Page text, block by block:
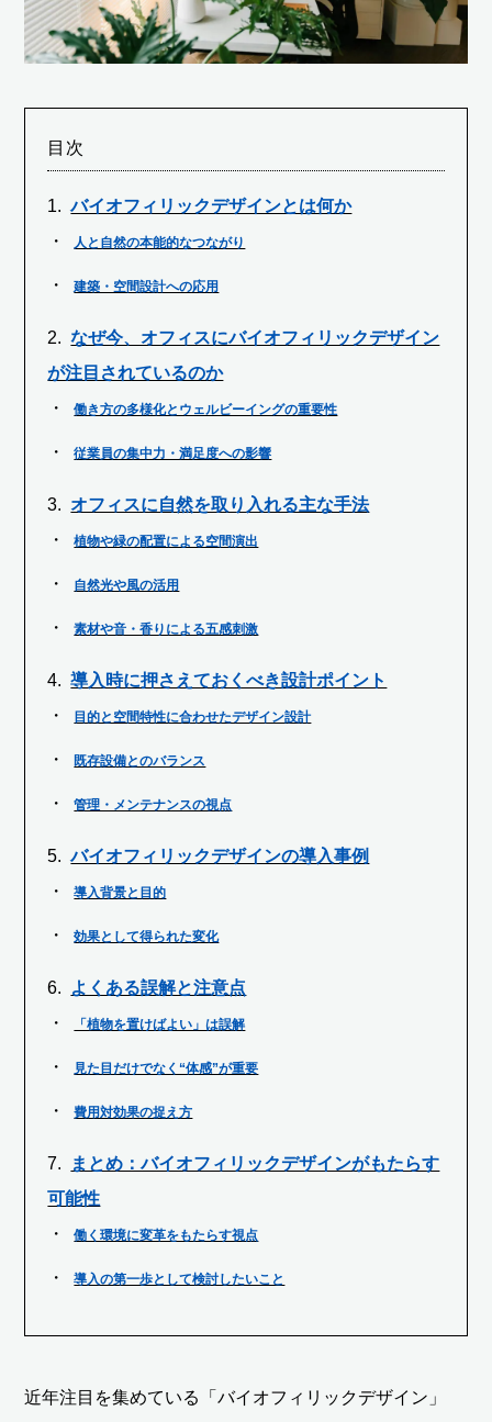
目次
バイオフィリックデザインとは何か
人と自然の本能的なつながり
建築・空間設計への応用
なぜ今、オフィスにバイオフィリックデザイン
が注目されているのか
働き方の多様化とウェルビーイングの重要性
従業員の集中力・満足度への影響
オフィスに自然を取り入れる主な手法
植物や緑の配置による空間演出
自然光や風の活用
素材や音・香りによる五感刺激
導入時に押さえておくべき設計ポイント
目的と空間特性に合わせたデザイン設計
既存設備とのバランス
管理・メンテナンスの視点
バイオフィリックデザインの導入事例
導入背景と目的
効果として得られた変化
よくある誤解と注意点
「植物を置けばよい」は誤解
見た目だけでなく“体感”が重要
費用対効果の捉え方
まとめ：バイオフィリックデザインがもたらす
可能性
働く環境に変革をもたらす視点
導入の第一歩として検討したいこと
近年注目を集めている「バイオフィリックデザイン」